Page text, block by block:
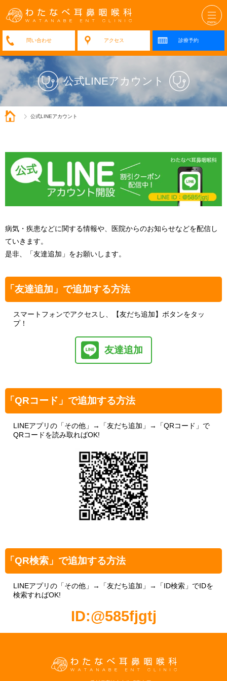
アクセス 診療予約
公式LINEアカウント
公式LINEアカウント
病気・疾患などに関する情報や、医院からのお知らせなどを配信し
ていきます。
是非、「友達追加」をお願いします。
「友達追加」で追加する方法
スマートフォンでアクセスし、【友だち追加】ボタンをタッ
プ！
友達追加
「QRコード」で追加する方法
LINEアプリの「その他」→「友だち追加」→「QRコード」で
QRコードを読み取ればOK!
「QR検索」で追加する方法
LINEアプリの「その他」→「友だち追加」→「ID検索」でIDを
検索すればOK!
ID:@585fjgtj